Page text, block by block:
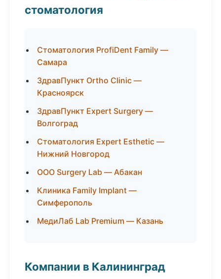
стоматология
Стоматология ProfiDent Family —
Самара
ЗдравПункт Ortho Clinic —
Красноярск
ЗдравПункт Expert Surgery —
Волгоград
Стоматология Expert Esthetic —
Нижний Новгород
ООО Surgery Lab — Абакан
Клиника Family Implant —
Симферополь
МедиЛаб Lab Premium — Казань
Компании в Калининград